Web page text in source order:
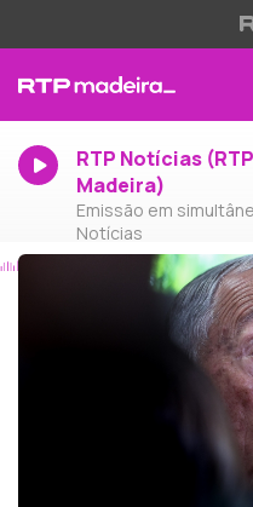
RTP Notícias (RTP
Madeira)
Emissão em
Notícias